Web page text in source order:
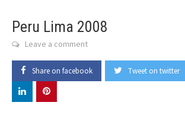
Peru Lima 2008
Leave a comment
Share on facebook Tweet on twitter